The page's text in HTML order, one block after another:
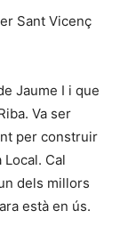
Sant Vicenç
Jaume I i que
Va ser
per construir
Local. Cal
dels millors
està en ús.